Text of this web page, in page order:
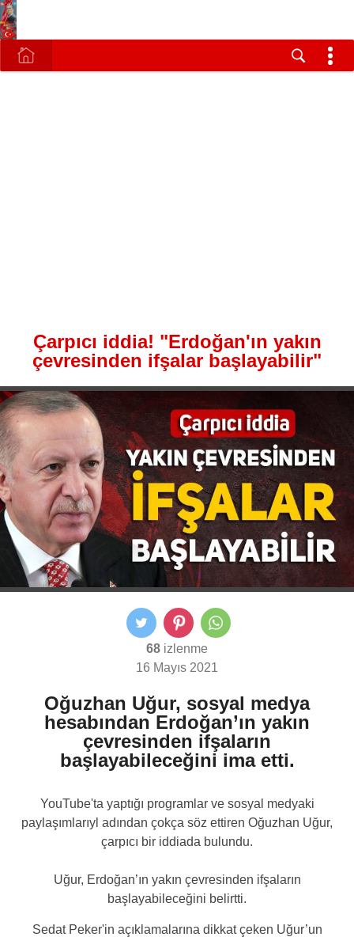
Çarpıcı iddia! "Erdoğan'ın yakın
çevresinden ifşalar başlayabilir"
68 izlenme
16 Mayıs 2021
Oğuzhan Uğur, sosyal medya
hesabından Erdoğan’ın yakın
çevresinden ifşaların
başlayabileceğini ima etti.
YouTube'ta yaptığı programlar ve sosyal medyaki
paylaşımlarıyl adından çokça söz ettiren Oğuzhan Uğur,
çarpıcı bir iddiada bulundu.
Uğur, Erdoğan’ın yakın çevresinden ifşaların
başlayabileceğini belirtti.
Sedat Peker'in açıklamalarına dikkat çeken Uğur’un